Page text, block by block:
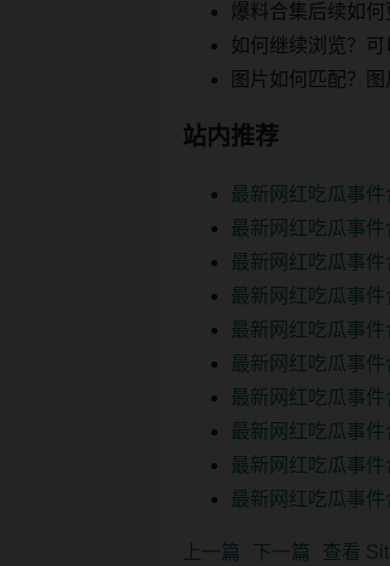
爆料合集后续如
如何继续浏览？
图片如何匹配？
站内推荐
最新网红吃瓜事
最新网红吃瓜事
最新网红吃瓜事
最新网红吃瓜事
最新网红吃瓜事
最新网红吃瓜事
最新网红吃瓜事
最新网红吃瓜事
最新网红吃瓜事
最新网红吃瓜事
上一篇 下一篇 查看